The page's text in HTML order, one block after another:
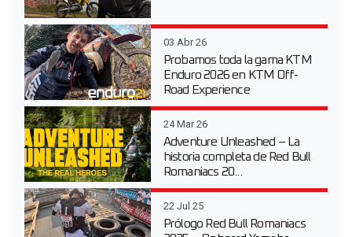
03 Abr 26
Probamos toda la gama KTM
Enduro 2026 en KTM Off-
Road Experience
24 Mar 26
Adventure Unleashed – La
historia completa de Red Bull
Romaniacs 20...
22 Jul 25
Prólogo Red Bull Romaniacs